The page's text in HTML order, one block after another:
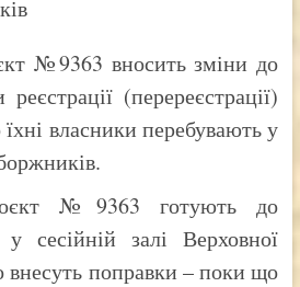
№9363 вносить зміни до
(перереєстрації)
власники перебувають у
№9363 готують до
сесійній залі Верховної
внесуть поправки – поки що